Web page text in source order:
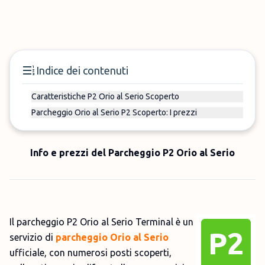
Indice dei contenuti
Caratteristiche P2 Orio al Serio Scoperto
Parcheggio Orio al Serio P2 Scoperto: I prezzi
Info e prezzi del Parcheggio P2 Orio al Serio
Il parcheggio P2 Orio al Serio Terminal è un
servizio di parcheggio Orio al Serio
ufficiale, con numerosi posti scoperti,